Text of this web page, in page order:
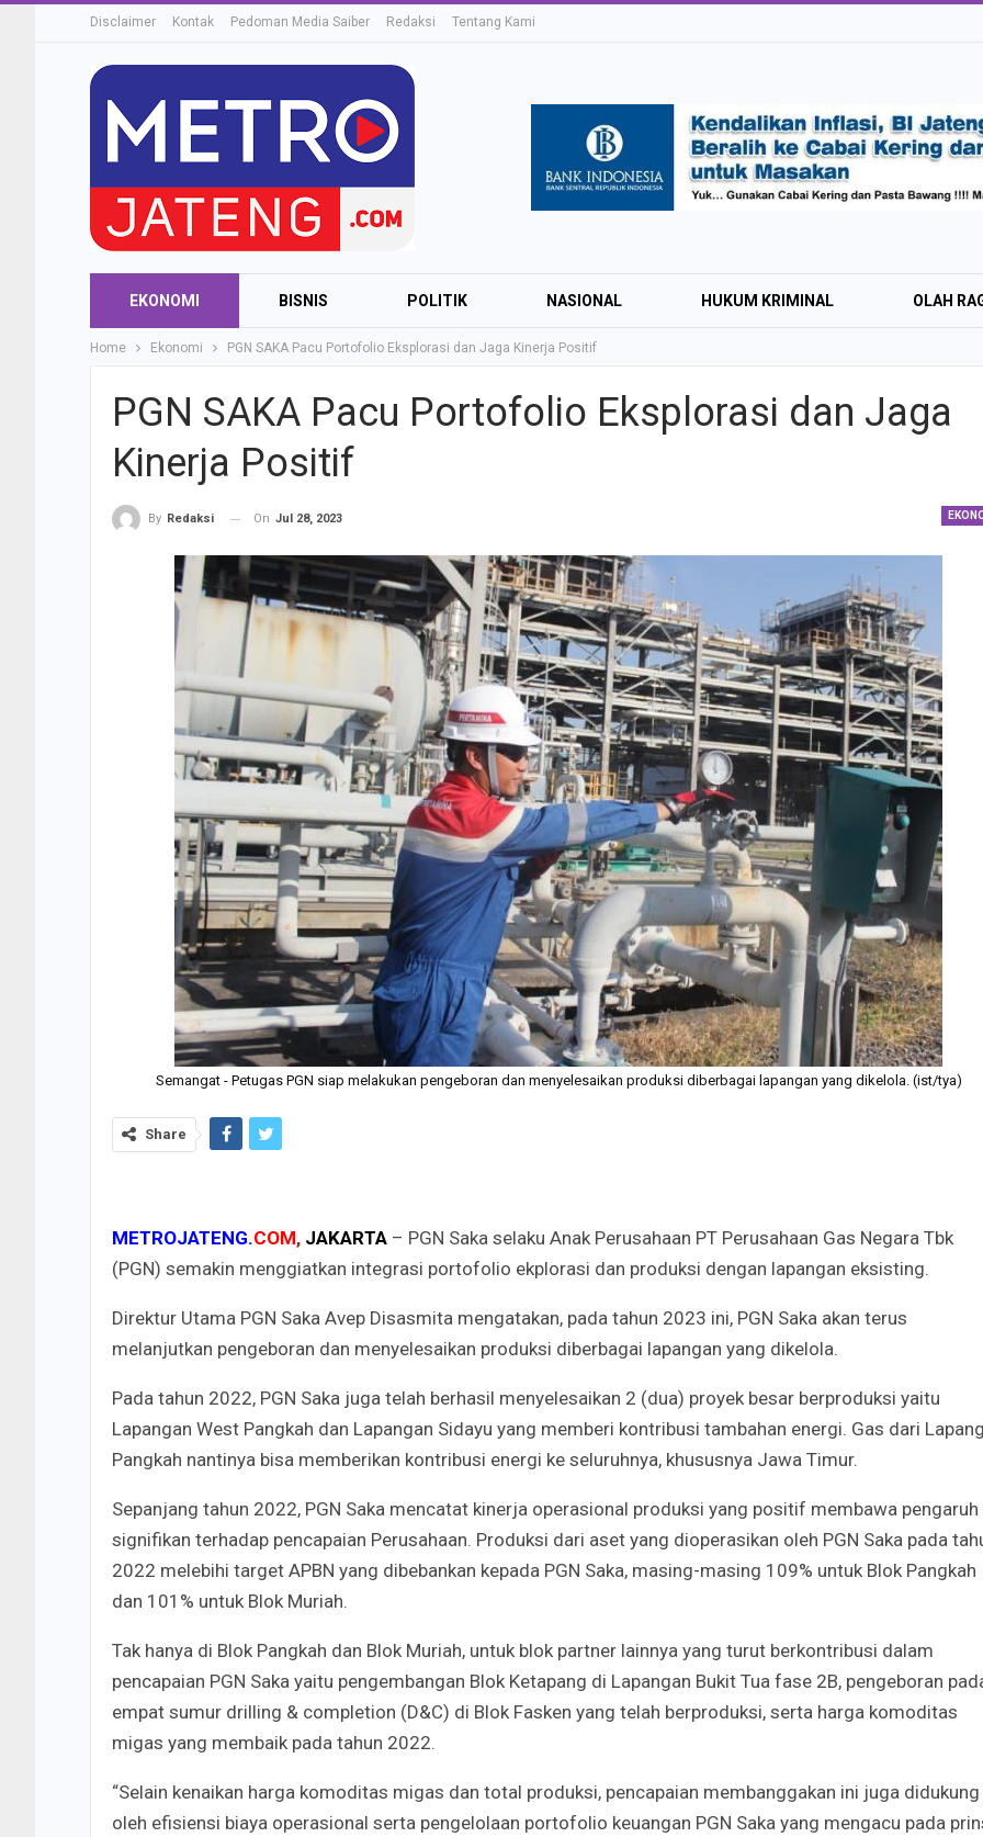
Disclaimer Kontak Pedoman Media Saiber Redaksi Tentang Kami
EKONOMI BISNIS POLITIK NASIONAL HUKUM KRIMINAL OLAH
Home Ekonomi PGN SAKA Pacu Portofolio Eksplorasi dan Jaga Kinerja Positif
PGN SAKA Pacu Portofolio Eksplorasi dan Jaga
Kinerja Positif
By Redaksi On Jul 28, 2023
Semangat - Petugas PGN siap melakukan pengeboran dan menyelesaikan produksi diberbagai lapangan yang dikelola. (ist/tya)
Share
METROJATENG.COM, JAKARTA – PGN Saka selaku Anak Perusahaan PT Perusahaan Gas Negara Tbk
(PGN) semakin menggiatkan integrasi portofolio ekplorasi dan produksi dengan lapangan eksisting.
Direktur Utama PGN Saka Avep Disasmita mengatakan, pada tahun 2023 ini, PGN Saka akan terus
melanjutkan pengeboran dan menyelesaikan produksi diberbagai lapangan yang dikelola.
Pada tahun 2022, PGN Saka juga telah berhasil menyelesaikan 2 (dua) proyek besar berproduksi yaitu
Lapangan West Pangkah dan Lapangan Sidayu yang memberi kontribusi tambahan energi. Gas dari
Pangkah nantinya bisa memberikan kontribusi energi ke seluruhnya, khususnya Jawa Timur.
Sepanjang tahun 2022, PGN Saka mencatat kinerja operasional produksi yang positif membawa pengaruh
signifikan terhadap pencapaian Perusahaan. Produksi dari aset yang dioperasikan oleh PGN Saka pada
2022 melebihi target APBN yang dibebankan kepada PGN Saka, masing-masing 109% untuk Blok Pangkah
dan 101% untuk Blok Muriah.
Tak hanya di Blok Pangkah dan Blok Muriah, untuk blok partner lainnya yang turut berkontribusi dalam
pencapaian PGN Saka yaitu pengembangan Blok Ketapang di Lapangan Bukit Tua fase 2B, pengeboran
empat sumur drilling & completion (D&C) di Blok Fasken yang telah berproduksi, serta harga komoditas
migas yang membaik pada tahun 2022.
“Selain kenaikan harga komoditas migas dan total produksi, pencapaian membanggakan ini juga didukung
oleh efisiensi biaya operasional serta pengelolaan portofolio keuangan PGN Saka yang mengacu pada
RI Dapil Jateng
Perjuangan…
Peringatan UHC
Kesehatan
Penguatan…
Resmikan Pasar
Semarang,
Dijaga Bersama
Dirut PLN
Nyata
Zero Emission